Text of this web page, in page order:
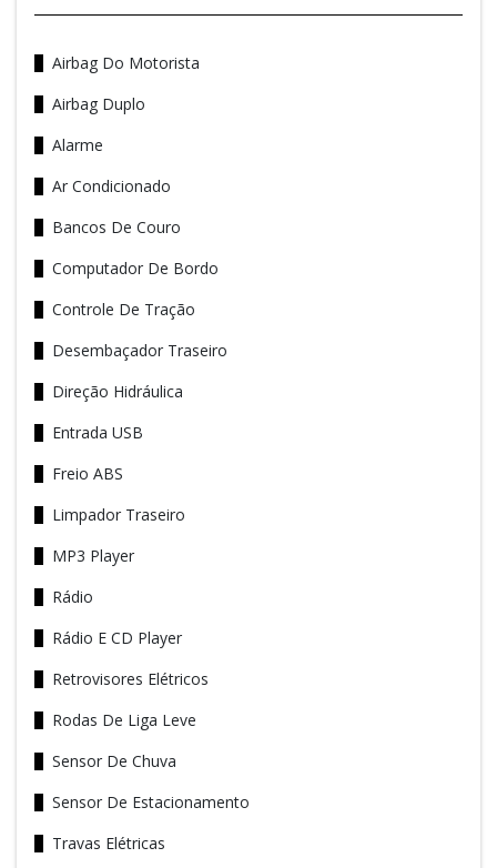
Airbag Do Motorista
Airbag Duplo
Alarme
Ar Condicionado
Bancos De Couro
Computador De Bordo
Controle De Tração
Desembaçador Traseiro
Direção Hidráulica
Entrada USB
Freio ABS
Limpador Traseiro
MP3 Player
Rádio
Rádio E CD Player
Retrovisores Elétricos
Rodas De Liga Leve
Sensor De Chuva
Sensor De Estacionamento
Travas Elétricas